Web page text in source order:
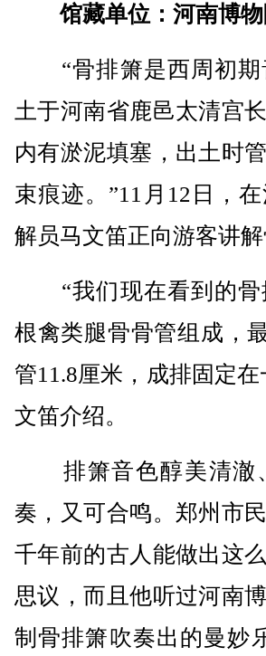
馆藏单位：河南博物
“骨排箫是西周初期
土于河南省鹿邑太清宫
内有淤泥填塞，出土时
束痕迹。”11月12日，
解员马文笛正向游客讲解
“我们现在看到的骨
根禽类腿骨骨管组成，
管11.8厘米，成排固定
文笛介绍。
排箫音色醇美清澈
奏，又可合鸣。郑州市
千年前的古人能做出这
思议，而且他听过河南
制骨排箫吹奏出的曼妙